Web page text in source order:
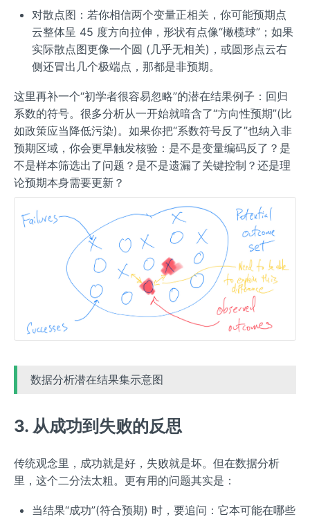
对散点图：若你相信两个变量正相关，你可能预期点
云整体呈 45 度方向拉伸，形状有点像“橄榄球”；如果
实际散点图更像一个圆 (几乎无相关)，或圆形点云右
侧还冒出几个极端点，那都是非预期。
这里再补一个“初学者很容易忽略”的潜在结果例子：回归
系数的符号。很多分析从一开始就暗含了“方向性预期”(比
如政策应当降低污染)。如果你把“系数符号反了”也纳入非
预期区域，你会更早触发核验：是不是变量编码反了？是
不是样本筛选出了问题？是不是遗漏了关键控制？还是理
论预期本身需要更新？
数据分析潜在结果集示意图
3. 从成功到失败的反思
传统观念里，成功就是好，失败就是坏。但在数据分析
里，这个二分法太粗。更有用的问题其实是：
当结果“成功”(符合预期) 时，要追问：它本可能在哪些